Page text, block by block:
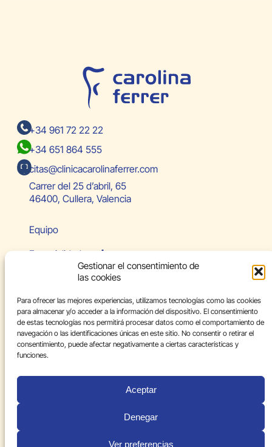
Gestionar el consentimiento de
las cookies
Para ofrecer las mejores experiencias, utilizamos tecnologías como las cookies
para almacenar y/o acceder a la información del dispositivo. El consentimiento
de estas tecnologías nos permitirá procesar datos como el comportamiento de
navegación o las identificaciones únicas en este sitio. No consentir o retirar el
consentimiento, puede afectar negativamente a ciertas características y
funciones.
Aceptar
Denegar
Ver preferencias
+34 961 72 22 22
+34 651 864 555
citas@clinicacarolinaferrer.com
Carrer del 25 d’abril, 65
46400, Cullera, Valencia
Equipo
Especialidades
Paciente internacional
Blog
Contacto
Aviso legal
Política de privacidad